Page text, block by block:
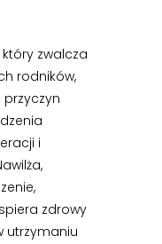
zwalcza
rodników,
przyczyn
i
zdrowy
utrzymaniu